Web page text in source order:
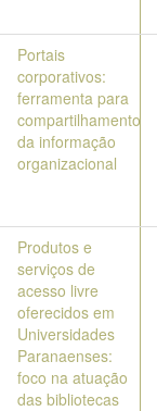
Portais
corporativos:
ferramenta para
compartilhamento
da informação
organizacional
Produtos e
serviços de
acesso livre
oferecidos em
Universidades
Paranaenses:
foco na atuação
das bibliotecas